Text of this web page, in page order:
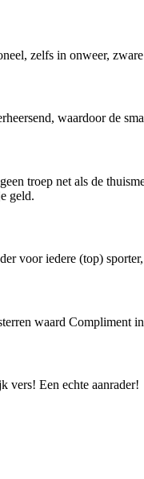
zelfs in onweer,
waardoor de
troep net als de
geld.
voor iedere (top)
waard Compliment
vers! Een echte aanrader!